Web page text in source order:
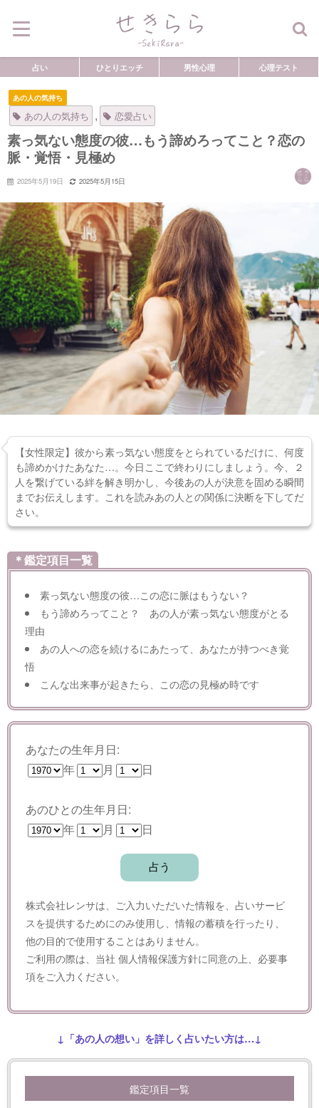
占い ひとりエッチ 男性心理 心理テスト
あの人の気持ち
あの人の気持ち , 恋愛占い
素っ気ない態度の彼…もう諦めろってこと？恋の
脈・覚悟・見極め
2025年5月19日 2025年5月15日
【女性限定】彼から素っ気ない態度をとられているだけに、何度
も諦めかけたあなた…。今日ここで終わりにしましょう。今、２
人を繋げている絆を解き明かし、今後あの人が決意を固める瞬間
までお伝えします。これを読みあの人との関係に決断を下してだ
さい。
＊鑑定項目一覧
素っ気ない態度の彼…この恋に脈はもうない？
もう諦めろってこと？ あの人が素っ気ない態度がとる
理由
あの人への恋を続けるにあたって、あなたが持つべき覚
悟
こんな出来事が起きたら、この恋の見極め時です
あなたの生年月日:
年
月 日
あのひとの生年月日:
年
月 日
株式会社レンサは、ご入力いただいた情報を、占いサービ
スを提供するためにのみ使用し、情報の蓄積を行ったり、
他の目的で使用することはありません。
ご利用の際は、当社個人情報保護方針に同意の上、必要事
項をご入力ください。
↓「あの人の想い」を詳しく占いたい方は…↓
鑑定項目一覧